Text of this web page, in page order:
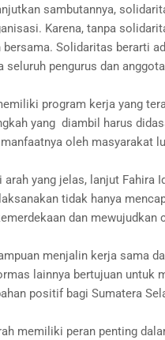
sambutannya,
Karena, tanpa
Solidaritas berarti
seluruh pengurus dan
program kerja yang
yang diambil harus
oleh masyarakat
arah yang jelas, lanjut Fahira
tidak hanya
dan mewujudkan
menjalin kerja sama
lainnya bertujuan untuk
positif bagi Sumatera
memiliki peran penting